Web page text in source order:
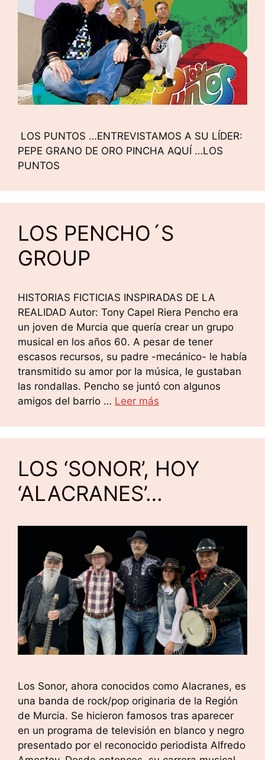
LOS PUNTOS …ENTREVISTAMOS A SU LÍDER:
PEPE GRANO DE ORO PINCHA AQUÍ …LOS
PUNTOS
LOS PENCHO´S
GROUP
HISTORIAS FICTICIAS INSPIRADAS DE LA
REALIDAD Autor: Tony Capel Riera Pencho era
un joven de Murcia que quería crear un grupo
musical en los años 60. A pesar de tener
escasos recursos, su padre -mecánico- le había
transmitido su amor por la música, le gustaban
las rondallas. Pencho se juntó con algunos
amigos del barrio … Leer más
LOS ‘SONOR’, HOY
‘ALACRANES’…
Los Sonor, ahora conocidos como Alacranes, es
una banda de rock/pop originaria de la Región
de Murcia. Se hicieron famosos tras aparecer
en un programa de televisión en blanco y negro
presentado por el reconocido periodista Alfredo